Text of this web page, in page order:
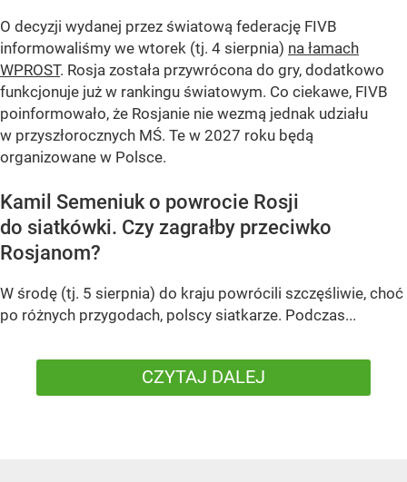
O decyzji wydanej przez światową federację FIVB
informowaliśmy we wtorek (tj. 4 sierpnia) na łamach
WPROST. Rosja została przywrócona do gry, dodatkowo
funkcjonuje już w rankingu światowym. Co ciekawe, FIVB
poinformowało, że Rosjanie nie wezmą jednak udziału
w przyszłorocznych MŚ. Te w 2027 roku będą
organizowane w Polsce.
Kamil Semeniuk o powrocie Rosji
do siatkówki. Czy zagrałby przeciwko
Rosjanom?
W środę (tj. 5 sierpnia) do kraju powrócili szczęśliwie, choć
po różnych przygodach, polscy siatkarze. Podczas...
CZYTAJ DALEJ